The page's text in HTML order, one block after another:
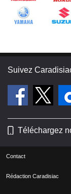
Suivez
Téléchargez
Contact
Rédaction Caradisiac